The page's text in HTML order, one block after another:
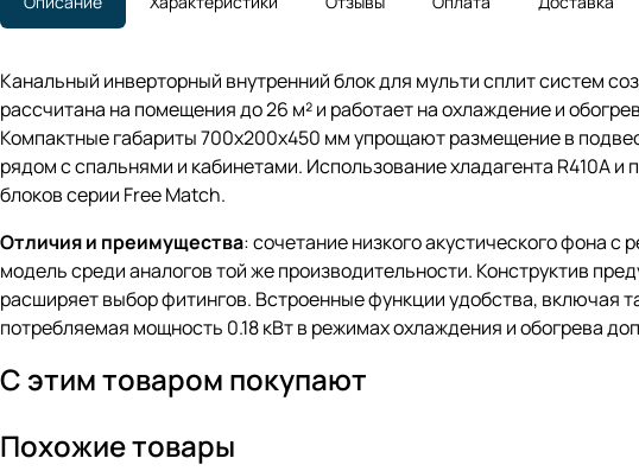
Канальный инверторный внутренний блок для мульти сплит систем
рассчитана на помещения до 26 м² и работает на охлаждение и
Компактные габариты 700x200x450 мм упрощают размещение в
рядом с спальнями и кабинетами. Использование хладагента R410A
блоков серии Free Match.
Отличия и преимущества: сочетание низкого акустического фона
модель среди аналогов той же производительности. Конструктив
расширяет выбор фитингов. Встроенные функции удобства, включая
потребляемая мощность 0.18 кВт в режимах охлаждения и обогрева
С этим товаром покупают
Похожие товары